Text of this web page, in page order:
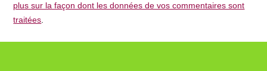
plus sur la façon dont les données de vos commentaires sont
traitées